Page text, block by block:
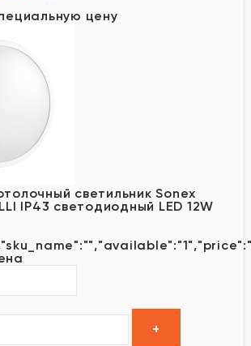
цену
светильник Sonex
IP43 светодиодный LED 12W